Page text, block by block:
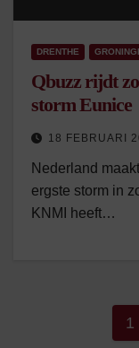
DRENTHE
Qbuzz rijdt
storm Eunice
18 FEBRUARI
Nederland
ergste storm in
KNMI heeft…
1